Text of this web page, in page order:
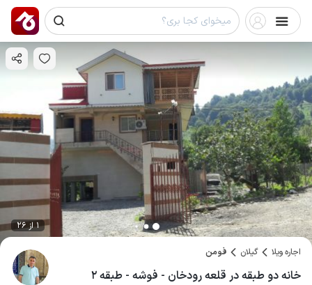
1 از 26
اجاره ویلا گیلان فومن
خانه دو طبقه در قلعه رودخان - فوشه - طبقه ۲